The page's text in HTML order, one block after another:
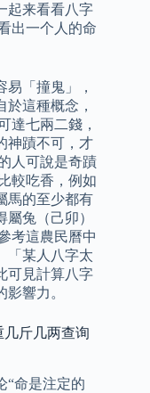
起来看看八字
出一个人的命
「撞鬼」，
這種概念，
達七兩二錢，
神蹟不可，才
人可說是奇蹟
較吃香，例如
馬的至少都有
兔（己卯）
考這農民曆中
「某人八字太
可見計算八字
響力。
几斤几两查询
“命是注定的